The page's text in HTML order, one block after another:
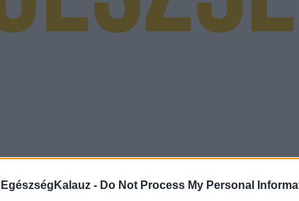
EgészségKalauz - Do Not Process My Personal